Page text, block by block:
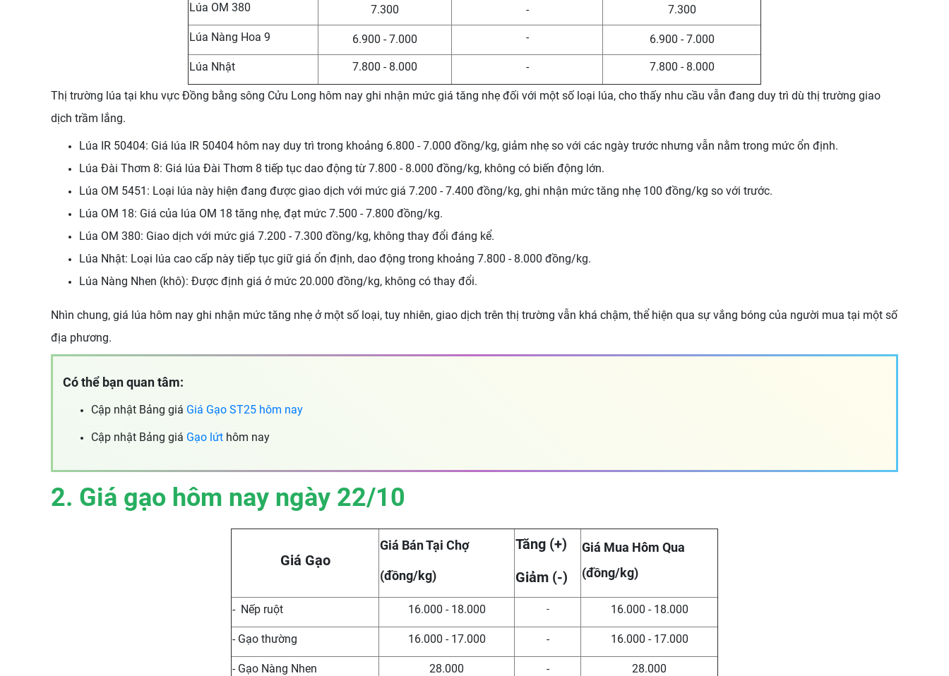
Lúa OM 380 7.300 - 7.300
Lúa Nàng Hoa 9 6.900 - 7.000 - 6.900 - 7.000
Lúa Nhật 7.800 - 8.000 - 7.800 - 8.000
Thị trường lúa tại khu vực Đồng bằng sông Cửu Long hôm nay ghi nhận mức giá tăng nhẹ đối với một số loại lúa, cho thấy nhu cầu vẫn đang duy trì dù thị trường giao
dịch trầm lắng.
Lúa IR 50404: Giá lúa IR 50404 hôm nay duy trì trong khoảng 6.800 - 7.000 đồng/kg, giảm nhẹ so với các ngày trước nhưng vẫn nằm trong mức ổn định.
Lúa Đài Thơm 8: Giá lúa Đài Thơm 8 tiếp tục dao động từ 7.800 - 8.000 đồng/kg, không có biến động lớn.
Lúa OM 5451: Loại lúa này hiện đang được giao dịch với mức giá 7.200 - 7.400 đồng/kg, ghi nhận mức tăng nhẹ 100 đồng/kg so với trước.
Lúa OM 18: Giá của lúa OM 18 tăng nhẹ, đạt mức 7.500 - 7.800 đồng/kg.
Lúa OM 380: Giao dịch với mức giá 7.200 - 7.300 đồng/kg, không thay đổi đáng kể.
Lúa Nhật: Loại lúa cao cấp này tiếp tục giữ giá ổn định, dao động trong khoảng 7.800 - 8.000 đồng/kg.
Lúa Nàng Nhen (khô): Được định giá ở mức 20.000 đồng/kg, không có thay đổi.
Nhìn chung, giá lúa hôm nay ghi nhận mức tăng nhẹ ở một số loại, tuy nhiên, giao dịch trên thị trường vẫn khá chậm, thể hiện qua sự vắng bóng của người mua tại một số
địa phương.
Có thể bạn quan tâm:
Cập nhật Bảng giá Giá Gạo ST25 hôm nay
Cập nhật Bảng giá Gạo lứt hôm nay
2. Giá gạo hôm nay ngày 22/10
Giá Gạo
Giá Bán Tại Chợ
(đồng/kg)
Tăng (+)
Giảm (-)
Giá Mua Hôm Qua
(đồng/kg)
- Nếp ruột 16.000 - 18.000 - 16.000 - 18.000
- Gạo thường 16.000 - 17.000 - 16.000 - 17.000
- Gạo Nàng Nhen 28.000 - 28.000